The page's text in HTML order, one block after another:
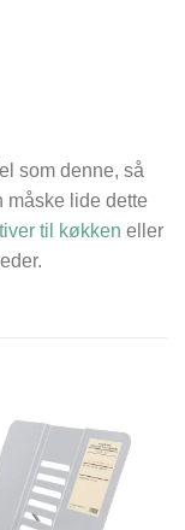
som denne, så
måske lide dette
til køkken eller